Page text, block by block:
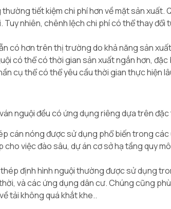
tiết kiệm chi phí hơn về mặt sản xuất.
Tuy nhiên, chênh lệch chi phí có thể thay
có hơn trên thị trường do khả năng sản
có thể có thời gian sản xuất ngắn hơn,
cụ thể có thể yêu cầu thời gian thực hiện
nguội đều có ứng dụng riêng dựa trên
cán nóng được sử dụng phổ biến trong
cho việc đào sâu, dự án cơ sở hạ tầng quy
định hình nguội thường được sử dụng
và các ứng dụng dân cư. Chúng cũng
tải không quá khắt khe..